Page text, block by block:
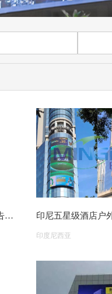
广州番禺天河城户外P10LED广告屏 144平米
印度尼西亚